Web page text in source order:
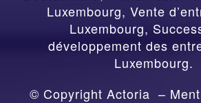
Luxembourg, Vente
Luxembourg,
développement des
Luxembourg.
© Copyright Actoria –